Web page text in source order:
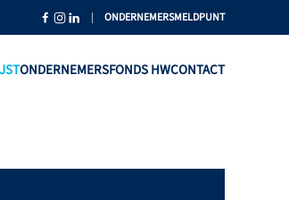
| ONDERNEMERSMELDPUNT
ONDERNEMERSFONDS HWCONTACT